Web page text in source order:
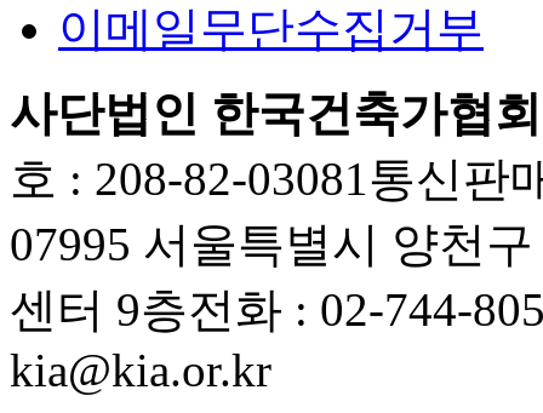
이메일무단수집거부
사단법인 한국건축가협회
호 : 208-82-03081 통신판
07995 서울특별시 양천
센터 9층전화 : 02-744-
kia@kia.or.kr